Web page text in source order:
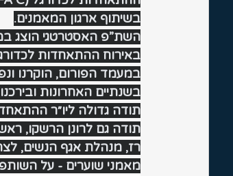
בשיתוף ארגון המאמנים.
השת”פ האסטרטגי הוצג
באירוח ההתאחדות
במעמד הפורום, הוקרנו
בשנתיים האחרונות
תודה גדולה ליו״ר
תודה גם לרונן הרשקו,
מאמני שוערים - על